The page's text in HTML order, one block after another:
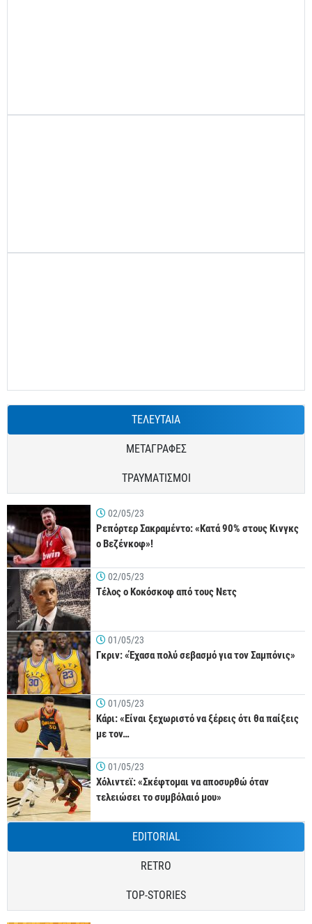
ΤΕΛΕΥΤΑΙΑ
ΜΕΤΑΓΡΑΦΕΣ
ΤΡΑΥΜΑΤΙΣΜΟΙ
02/05/23
Ρεπόρτερ Σακραμέντο: «Κατά 90% στους Κινγκς
ο Βεζένκοφ»!
02/05/23
Τέλος ο Κοκόσκοφ από τους Νετς
01/05/23
Γκριν: «Έχασα πολύ σεβασμό για τον Σαμπόνις»
01/05/23
Κάρι: «Είναι ξεχωριστό να ξέρεις ότι θα παίξεις
με τον…
01/05/23
Χόλιντεϊ: «Σκέφτομαι να αποσυρθώ όταν
τελειώσει το συμβόλαιό μου»
EDITORIAL
RETRO
TOP-STORIES